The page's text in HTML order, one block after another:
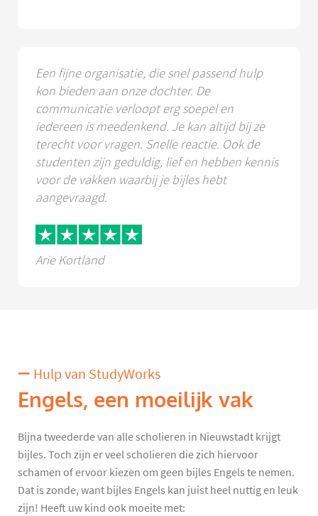
Een fijne organisatie, die snel passend hulp
kon bieden aan onze dochter. De
communicatie verloopt erg soepel en
iedereen is meedenkend. Je kan altijd bij ze
terecht voor vragen. Snelle reactie. Ook de
studenten zijn geduldig, lief en hebben kennis
voor de vakken waarbij je bijles hebt
aangevraagd.
Arie Kortland
Hulp van StudyWorks
Engels, een moeilijk vak
Bijna tweederde van alle scholieren in Nieuwstadt krijgt
bijles. Toch zijn er veel scholieren die zich hiervoor
schamen of ervoor kiezen om geen bijles Engels te nemen.
Dat is zonde, want bijles Engels kan juist heel nuttig en leuk
zijn! Heeft uw kind ook moeite met: